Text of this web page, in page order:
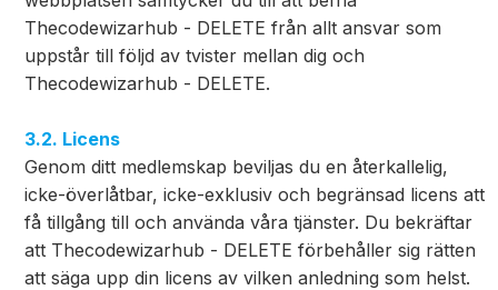
Thecodewizarhub - DELETE från allt ansvar som
uppstår till följd av tvister mellan dig och
Thecodewizarhub - DELETE.
3.2. Licens
Genom ditt medlemskap beviljas du en återkallelig,
icke-överlåtbar, icke-exklusiv och begränsad licens att
få tillgång till och använda våra tjänster. Du bekräftar
att Thecodewizarhub - DELETE förbehåller sig rätten
att säga upp din licens av vilken anledning som helst.